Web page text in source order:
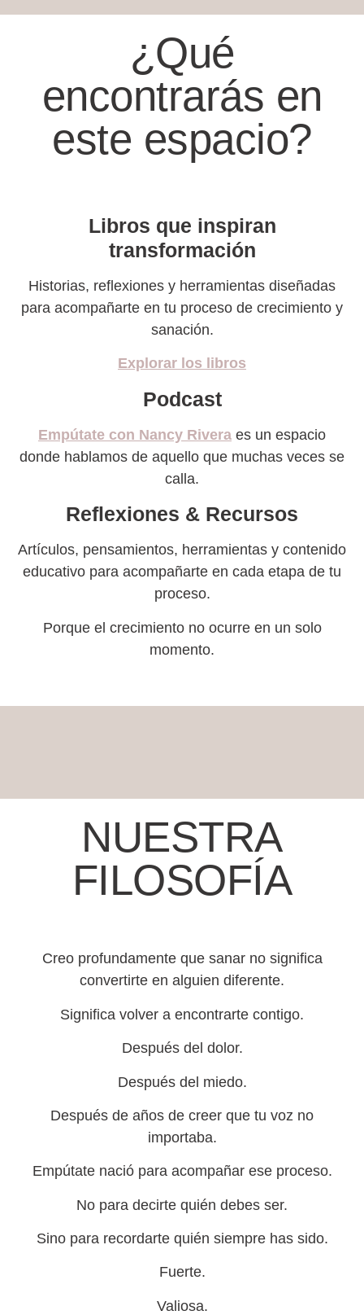
¿Qué
encontrarás en
este espacio?
Libros que inspiran
transformación
Historias, reflexiones y herramientas diseñadas
para acompañarte en tu proceso de crecimiento y
sanación.
Explorar los libros
Podcast
Empútate con Nancy Rivera es un espacio
donde hablamos de aquello que muchas veces se
calla.
Reflexiones & Recursos
Artículos, pensamientos, herramientas y contenido
educativo para acompañarte en cada etapa de tu
proceso.
Porque el crecimiento no ocurre en un solo
momento.
NUESTRA
FILOSOFÍA
Creo profundamente que sanar no significa
convertirte en alguien diferente.
Significa volver a encontrarte contigo.
Después del dolor.
Después del miedo.
Después de años de creer que tu voz no
importaba.
Empútate nació para acompañar ese proceso.
No para decirte quién debes ser.
Sino para recordarte quién siempre has sido.
Fuerte.
Valiosa.